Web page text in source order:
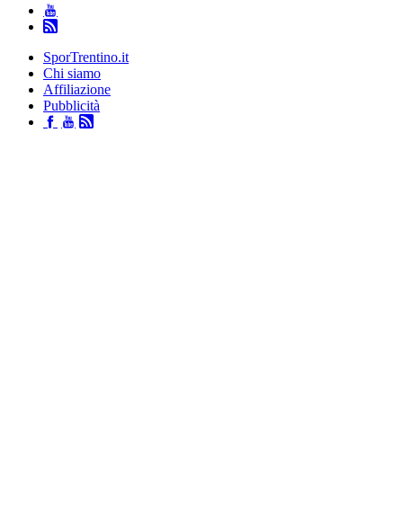
SporTrentino.it
Chi siamo
Affiliazione
Pubblicità